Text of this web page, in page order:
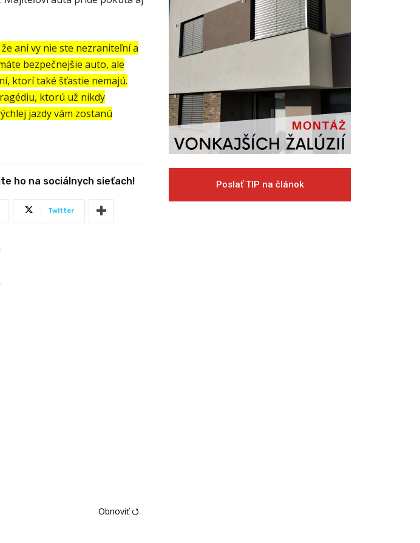
ani vy nie ste nezraniteľní a
bezpečnejšie auto, ale
ktorí také šťastie nemajú.
ktorú už nikdy
jazdy vám zostanú
ho na sociálnych sieťach!
Twitter
Obnoviť ⭯
Poslať TIP na článok